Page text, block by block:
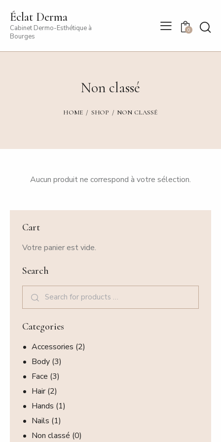
Éclat Derma
Cabinet Dermo-Esthétique à
Bourges
0
Non classé
HOME SHOP NON CLASSÉ
Aucun produit ne correspond à votre sélection.
Cart
Votre panier est vide.
Search
Categories
Accessories (2)
Body (3)
Face (3)
Hair (2)
Hands (1)
Nails (1)
Non classé (0)